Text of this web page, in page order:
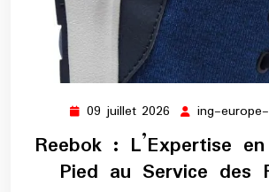
09 juillet 2026 09
2026
ing-
Reebok : L’Expertise
Pied au Service des